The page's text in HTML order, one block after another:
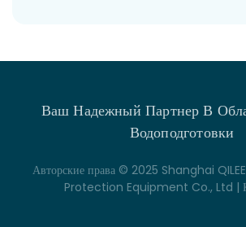
Ваш Надежный Партнер В
Водоподготовки
Авторские права © 2025 Shanghai
Protection Equipment Co., Ltd |